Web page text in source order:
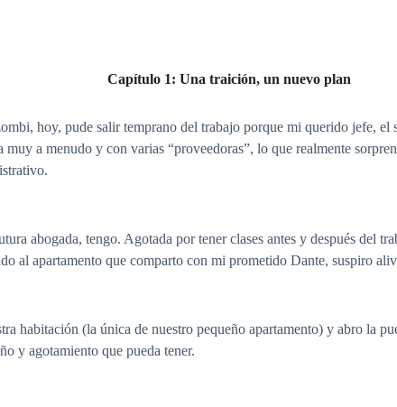
Capítulo 1: Una traición, un nuevo plan
hoy, pude salir temprano del trabajo porque mi querido jefe,
a menudo y con varias “proveedoras”, lo que realmente
abogada, tengo. Agotada por tener clases antes y después del
al apartamento que comparto con mi prometido Dante, suspiro
habitación (la única de nuestro pequeño apartamento) y abro la
y agotamiento que pueda tener.